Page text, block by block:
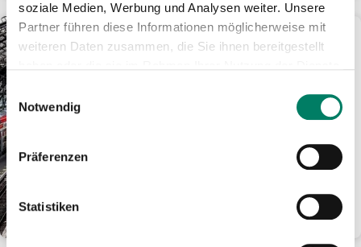
soziale Medien, Werbung und Analysen weiter. Unsere
Partner führen diese Informationen möglicherweise mit
weiteren Daten zusammen, die Sie ihnen bereitgestellt
Einwilligungsauswahl
Notwendig
Präferenzen
Statistiken
04.06.2025
Köln: Zugverkehr läuft
befahrbar • Züge halten in Köln